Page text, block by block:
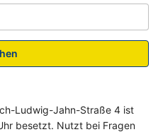
Ludwig-Jahn-Straße 4 ist
besetzt. Nutzt bei Fragen